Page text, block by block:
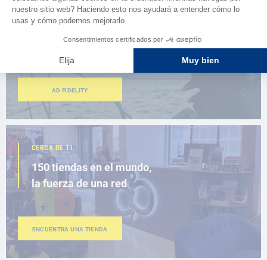
ESPACIO FIDELIDAD
¿Eres apasionado?
Benefíciate de ventajas exclusivas
AD FIDELITY
CERCA DE TI
150 tiendas en el mundo,
la fuerza de una red
ENCUENTRA UNA TIENDA